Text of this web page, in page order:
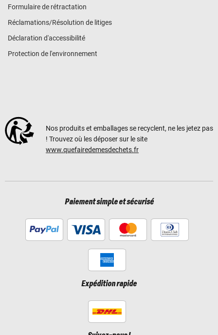
Formulaire de rétractation
Réclamations/Résolution de litiges
Déclaration d'accessibilité
Protection de l'environnement
Nos produits et emballages se recyclent, ne les jetez pas
! Trouvez où les déposer sur le site
www.quefairedemesdechets.fr
Paiement simple et sécurisé
Expédition rapide